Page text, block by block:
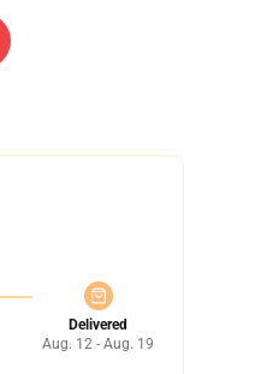
Delivered
Aug. 12 - Aug. 19